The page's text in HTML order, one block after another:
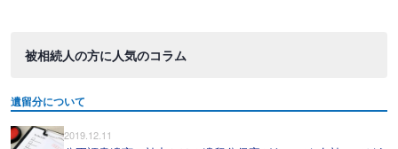
被相続人の方に人気のコラム
遺留分について
2019.12.11